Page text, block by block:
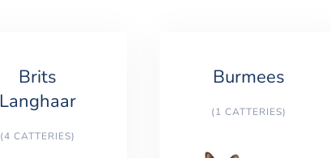
Brits
Langhaar
(4 CATTERIES)
Burmees
(1 CATTERIES)